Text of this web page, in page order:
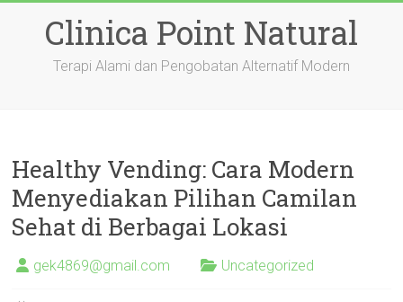
contentClinica Point Natural
Terapi Alami dan Pengobatan Alternatif Modern
Healthy Vending: Cara Modern
Menyediakan Pilihan Camilan
Sehat di Berbagai Lokasi
gek4869@gmail.com Uncategorized